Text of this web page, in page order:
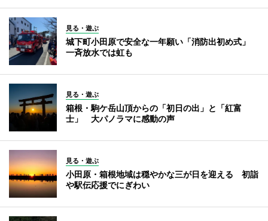
見る・遊ぶ
城下町小田原で安全な一年願い「消防出初め式」
一斉放水では虹も
見る・遊ぶ
箱根・駒ケ岳山頂からの「初日の出」と「紅富
士」 大パノラマに感動の声
見る・遊ぶ
小田原・箱根地域は穏やかな三が日を迎える 初詣
や駅伝応援でにぎわい